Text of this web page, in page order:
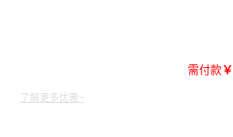
需付款￥
了解更多优惠~